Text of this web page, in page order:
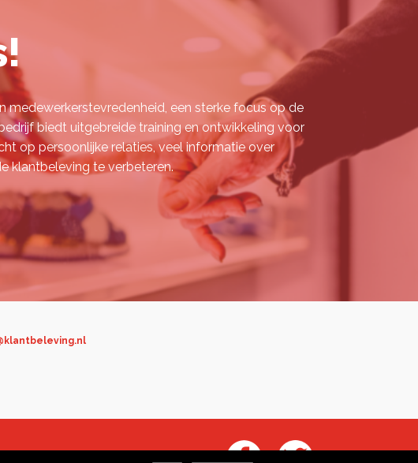
een sterke focus op de
biedt uitgebreide training en ontwikkeling voor
op persoonlijke relaties, veel informatie over
klantbeleving te verbeteren.